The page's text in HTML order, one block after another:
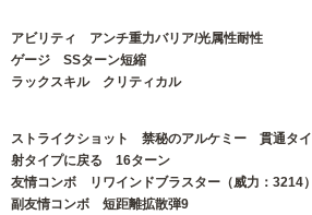
アビリティ アンチ重力バリア/光属性耐性
ゲージ SSターン短縮
ラックスキル クリティカル
ストライクショット 禁秘のアルケミー 貫通タイ
射タイプに戻る 16ターン
友情コンボ リワインドブラスター（威力：3214）
副友情コンボ 短距離拡散弾9